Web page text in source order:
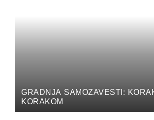
GRADNJA SAMOZAVESTI:
KORAKOM